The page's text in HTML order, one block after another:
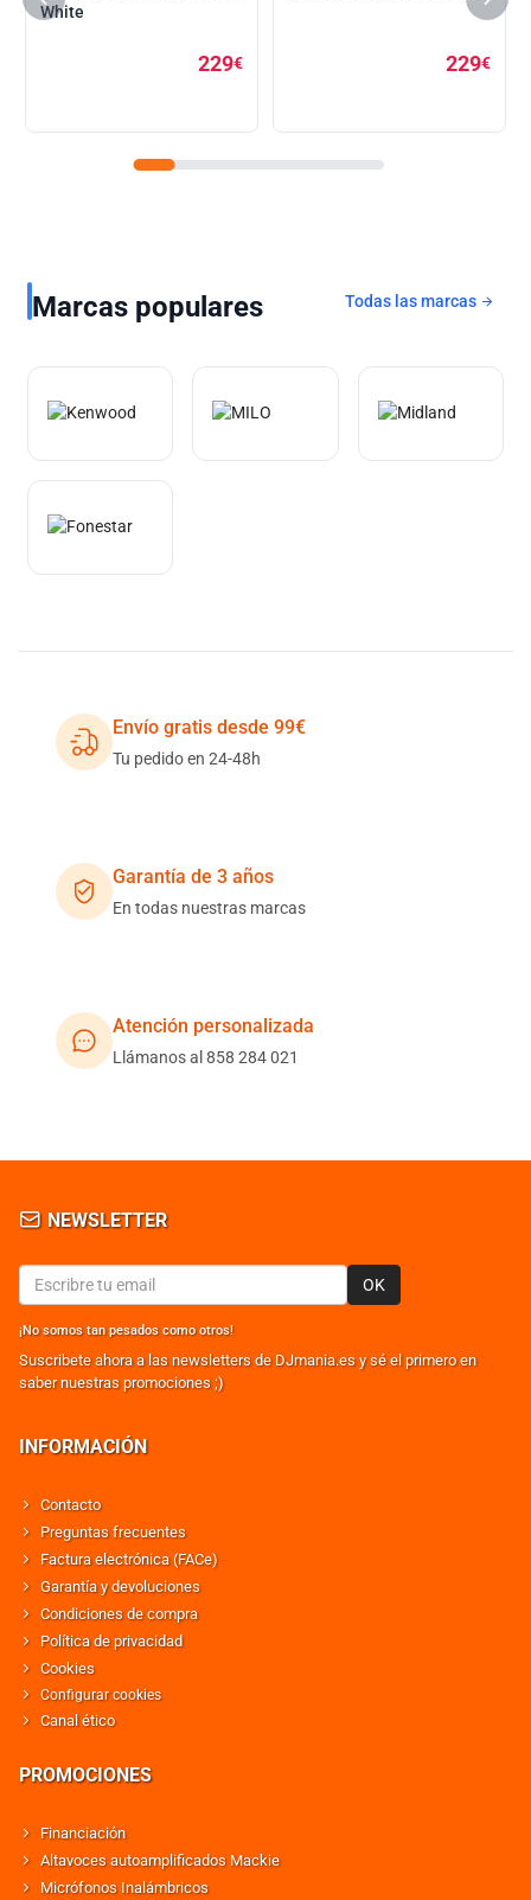
White
229€ 229€
Marcas populares Todas las marcas
Envío gratis desde 99€
Tu pedido en 24-48h
Garantía de 3 años
En todas nuestras marcas
Atención personalizada
Llámanos al 858 284 021
NEWSLETTER
OK
¡No somos tan pesados como otros!
Suscribete ahora a las newsletters de DJmania.es y sé el primero en
saber nuestras promociones ;)
INFORMACIÓN
Contacto
Preguntas frecuentes
Factura electrónica (FACe)
Garantía y devoluciones
Condiciones de compra
Política de privacidad
Cookies
Configurar cookies
Canal ético
PROMOCIONES
Financiación
Altavoces autoamplificados Mackie
Micrófonos Inalámbricos